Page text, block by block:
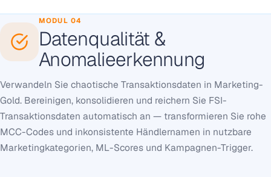
MODUL 04
Datenqualität &
Anomalieerkennung
Verwandeln Sie chaotische Transaktionsdaten in Marketing-
Gold. Bereinigen, konsolidieren und reichern Sie FSI-
Transaktionsdaten automatisch an — transformieren Sie rohe
MCC-Codes und inkonsistente Händlernamen in nutzbare
Marketingkategorien, ML-Scores und Kampagnen-Trigger.